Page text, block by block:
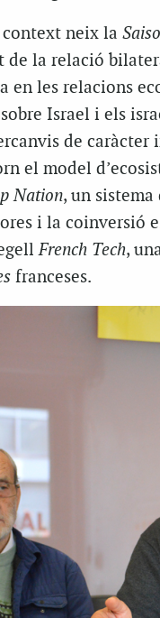
context neix la
la relació
en les relacions
Israel i els
de
el model
Nation, un sistema
i la coinversió
French Tech,
franceses.